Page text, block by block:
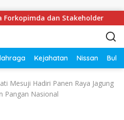
dan Stakeholder
Kejahatan Nissan
Mesuji Hadiri Panen Raya Jagung
Pangan Nasional